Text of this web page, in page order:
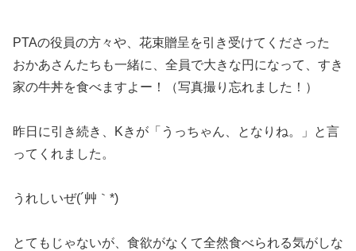
PTAの役員の方々や、花束贈呈を引き受けてくださった
おかあさんたちも一緒に、全員で大きな円になって、すき
家の牛丼を食べますよー！（写真撮り忘れました！）
昨日に引き続き、Kきが「うっちゃん、となりね。」と言
ってくれました。
うれしいぜ(´艸｀*)
とてもじゃないが、食欲がなくて全然食べられる気がしな